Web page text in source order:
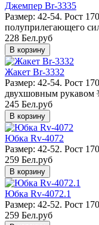
Джемпер Br-3335
Размер: 42-54. Рост
полуприлегающего
228 Бел.руб
Жакет Br-3332
Размер: 42-54. Рост
двухшовным рукавом
245 Бел.руб
Юбка Rv-4072
Размер: 42-52. Рост
259 Бел.руб
Юбка Rv-4072.1
Размер: 42-52. Рост
259 Бел.руб